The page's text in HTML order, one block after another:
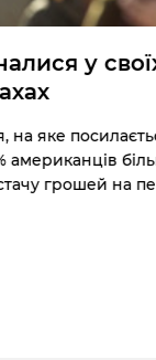
газета USA
ніж